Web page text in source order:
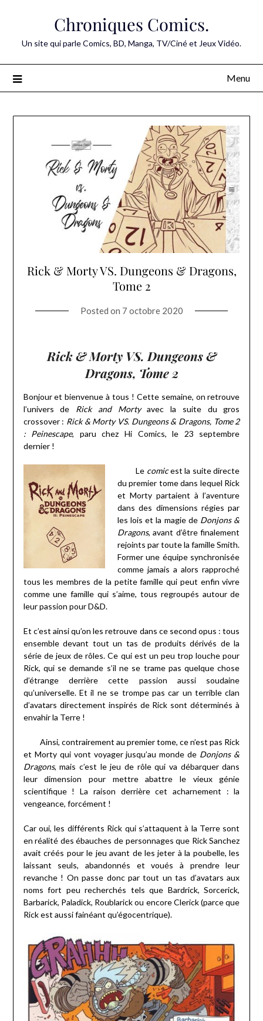
Chroniques Comics.
Un site qui parle Comics, BD, Manga, TV/Ciné et Jeux Vidéo.
Menu
Rick & Morty VS. Dungeons & Dragons,
Tome 2
Posted on 7 octobre 2020
Rick & Morty VS. Dungeons &
Dragons, Tome 2
Bonjour et bienvenue à tous ! Cette semaine, on retrouve
l’univers de Rick and Mortyavec la suite du gros
crossover : Rick & Morty VS. Dungeons & Dragons, Tome 2
: Peinescape, paru chez Hi Comics, le 23 septembre
dernier !
Le comicest la suite directe
du premier tome dans lequel Rick
et Morty partaient à l’aventure
dans des dimensions régies par
les lois et la magie de Donjons &
Dragons, avant d’être finalement
rejoints par toute la famille Smith.
Former une équipe synchronisée
comme jamais a alors rapproché
tous les membres de la petite famille qui peut enfin vivre
comme une famille qui s’aime, tous regroupés autour de
leur passion pour D&D.
Et c’est ainsi qu’on les retrouve dans ce second opus : tous
ensemble devant tout un tas de produits dérivés de la
série de jeux de rôles. Ce qui est un peu trop louche pour
Rick, qui se demande s’il ne se trame pas quelque chose
d’étrange derrière cette passion aussi soudaine
qu’universelle. Et il ne se trompe pas car un terrible clan
d’avatars directement inspirés de Rick sont déterminés à
envahir la Terre !
Ainsi, contrairement au premier tome, ce n’est pas Rick
et Morty qui vont voyager jusqu’au monde de Donjons &
Dragons, mais c’est le jeu de rôle qui va débarquer dans
leur dimension pour mettre abattre le vieux génie
scientifique ! La raison derrière cet acharnement : la
vengeance, forcément !
Car oui, les différents Rick qui s’attaquent à la Terre sont
en réalité des ébauches de personnages que Rick Sanchez
avait créés pour le jeu avant de les jeter à la poubelle, les
laissant seuls, abandonnés et voués à prendre leur
revanche ! On passe donc par tout un tas d’avatars aux
noms fort peu recherchés tels que Bardrick, Sorcerick,
Barbarick, Paladick, Roublarick ou encore Clerick (parce que
Rick est aussi fainéant qu’égocentrique).